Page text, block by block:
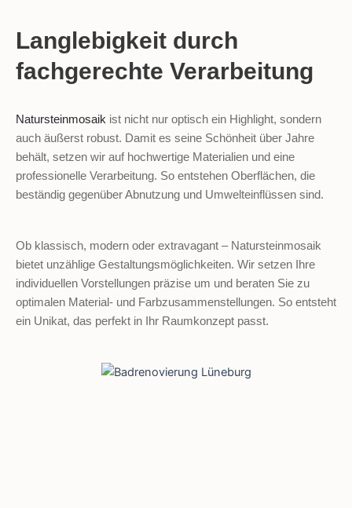
Langlebigkeit durch
fachgerechte Verarbeitung
Natursteinmosaik ist nicht nur optisch ein Highlight, sondern
auch äußerst robust. Damit es seine Schönheit über Jahre
behält, setzen wir auf hochwertige Materialien und eine
professionelle Verarbeitung. So entstehen Oberflächen, die
beständig gegenüber Abnutzung und Umwelteinflüssen sind.
Ob klassisch, modern oder extravagant – Natursteinmosaik
bietet unzählige Gestaltungsmöglichkeiten. Wir setzen Ihre
individuellen Vorstellungen präzise um und beraten Sie zu
optimalen Material- und Farbzusammenstellungen. So entsteht
ein Unikat, das perfekt in Ihr Raumkonzept passt.